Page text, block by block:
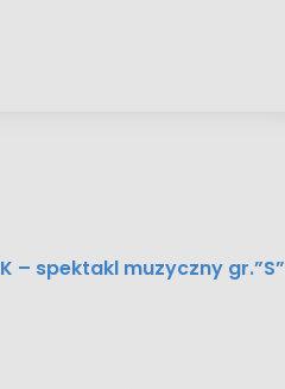
– spektakl muzyczny gr.”S”